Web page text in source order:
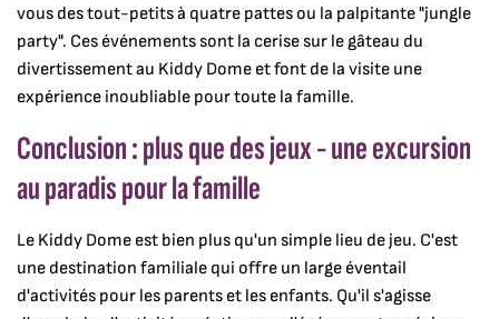
vous des tout-petits à quatre pattes ou la palpitante "jungle
party". Ces événements sont la cerise sur le gâteau du
divertissement au Kiddy Dome et font de la visite une
expérience inoubliable pour toute la famille.
Conclusion : plus que des jeux - une excursion
au paradis pour la famille
Le Kiddy Dome est bien plus qu'un simple lieu de jeu. C'est
une destination familiale qui offre un large éventail
d'activités pour les parents et les enfants. Qu'il s'agisse